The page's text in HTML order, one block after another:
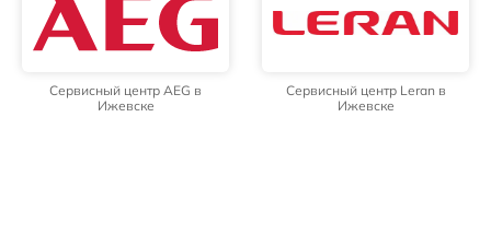
Сервисный центр AEG в
Ижевске
Сервисный центр Leran в
Ижевске